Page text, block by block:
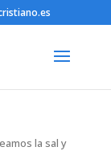
la sal y